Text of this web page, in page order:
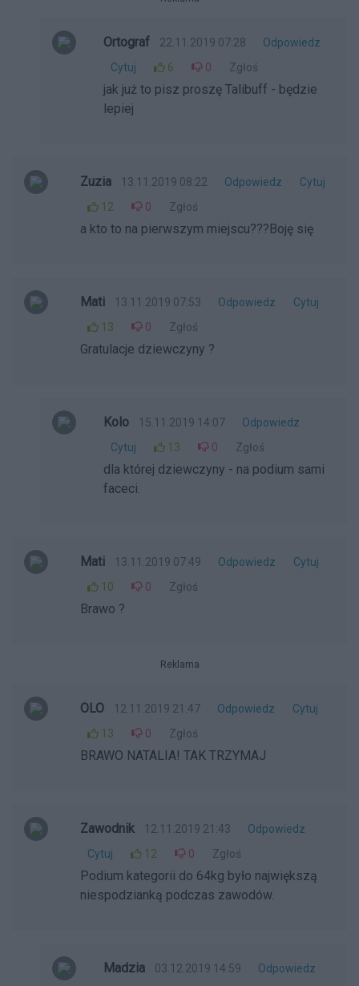
Ortograf 22.11.2019 07:28
Odpowiedz
Cytuj
6 0 Zgłoś
jak już to pisz proszę Talibuff - będzie
lepiej
Zuzia 13.11.2019 08:22 Odpowiedz
Cytuj
12
0 Zgłoś
a kto to na pierwszym miejscu???Boję się
Mati 13.11.2019 07:53 Odpowiedz
Cytuj
13
0 Zgłoś
Gratulacje dziewczyny ?
Kolo 15.11.2019 14:07
Odpowiedz
Cytuj
13 0 Zgłoś
dla której dziewczyny - na podium sami
faceci.
Mati 13.11.2019 07:49 Odpowiedz
Cytuj
10
0 Zgłoś
Brawo ?
Reklama
OLO 12.11.2019 21:47 Odpowiedz
Cytuj
13
0 Zgłoś
BRAWO NATALIA! TAK TRZYMAJ
Zawodnik 12.11.2019 21:43
Odpowiedz
Cytuj
12 0 Zgłoś
Podium kategorii do 64kg było największą
niespodzianką podczas zawodów.
Madzia 03.12.2019 14:59
Odpowiedz